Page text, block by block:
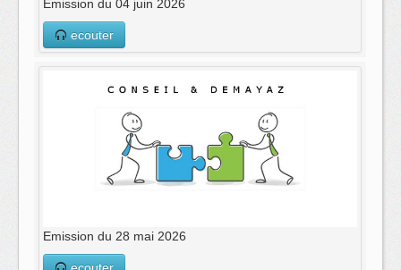
Emission du 04 juin 2026
ecouter
Emission du 28 mai 2026